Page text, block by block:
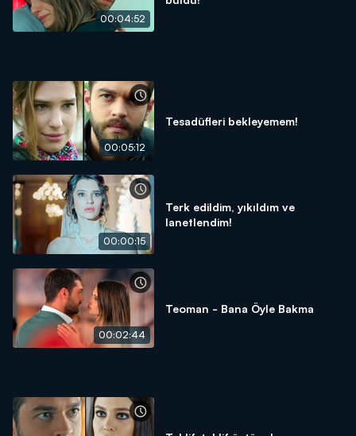
00:04:52
00:05:12
Tesadüfleri bekleyemem!
00:00:15
Terk edildim, yıkıldım ve
lanetlendim!
00:02:44
Teoman - Bana Öyle Bakma